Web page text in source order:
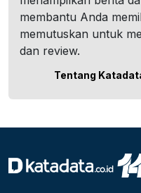
membantu Anda
memutuskan untuk
dan review.
Tentang